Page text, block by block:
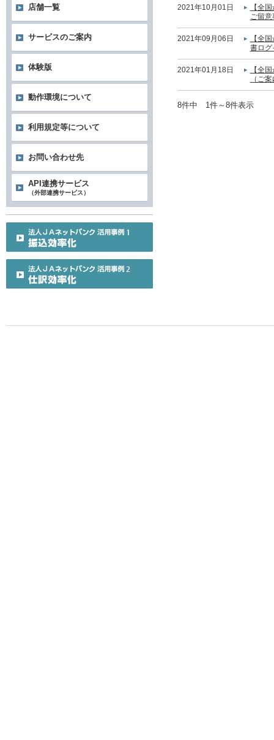
2021年10月01日
【全
ご留
2021年09月06日
【全
書ログ
2021年01月18日
【全
（ご
8件中 1件～8件表示
店舗一覧
サービスのご案内
体験版
動作環境について
利用規定等について
お問い合わせ先
API連携サービス
（外部連携サービス）